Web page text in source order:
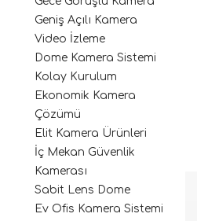
Geniş Açılı Kamera
Video İzleme
Dome Kamera Sistemi
Kolay Kurulum
Ekonomik Kamera
Çözümü
Elit Kamera Ürünleri
İç Mekan Güvenlik
Kamerası
Sabit Lens Dome
Ev Ofis Kamera Sistemi